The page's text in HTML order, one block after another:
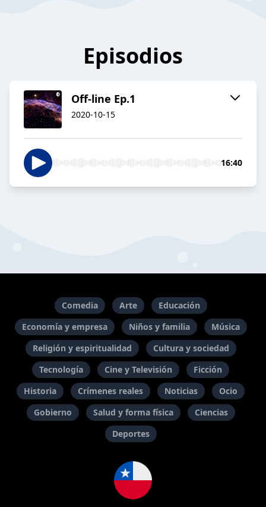
Episodios
Off-line Ep.1
2020-10-15
16:40
Comedia Arte
Educación
Economía y empresa
Niños y familia
Música
Religión y espiritualidad
Cultura y sociedad
Tecnología
Cine y Televisión
Ficción
Historia
Crímenes reales Noticias
Ocio
Gobierno
Salud y forma física
Ciencias
Deportes